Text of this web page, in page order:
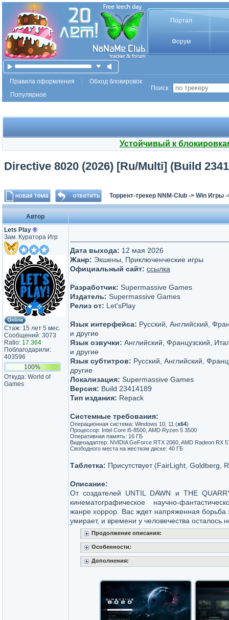
Портал
Форум
Правила оформления
Обход блокировок
Популярное
Поиск :
Устойчивый к
Directive 8020 (2026) [Ru/Multi] (Build
Торрент-трекер NNM-Club -> Win Игры
Автор
Lets Play ®
Зам. Куратора Игр
Стаж: 15 лет 5 мес.
Сообщений: 3073
Ratio: 17.364
Поблагодарили:
403596
100%
Откуда: World of
Games
Дата выхода: 12 мая 2026
Жанр: Экшены, Приключенческие игры
Официальный сайт: ссылка
Разработчик: Supermassive Games
Издатель: Supermassive Games
Релиз от: Let'sРlay
Язык интерфейса: Русский, Английский,
и другие
Язык озвучки: Английский, Французский,
и другие
Язык субтитров: Русский, Английский,
другие
Локализация: Supermassive Games
Версия: Build 23414189
Тип издания: Repack
Системные требования:
Операционная система: Windows 10, 11 (х64)
Процессор: Intel Core i5-8500, AMD Ryzen 5 3500
Оперативная память: 16 ГБ
Видеоадаптер: NVIDIA GeForce RTX 2060, AMD Radeon RX
Свободного места на жестком диске: 40 ГБ
Таблетка: Присутствует (FairLight, Goldberg,
Описание:
От создателей UNTIL DAWN и THE
кинематографическое научно-
жанре хоррор. Вас ждет напряженная
умирает, и времени у человечества осталось
Продолжение описания:
Особенности:
Дополнения: